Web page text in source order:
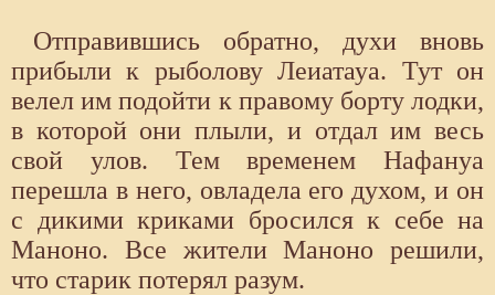
Отправившись обратно, духи вновь
прибыли к рыболову Леиатауа. Тут он
велел им подойти к правому борту лодки,
в которой они плыли, и отдал им весь
свой улов. Тем временем Нафануа
перешла в него, овладела его духом, и он
с дикими криками бросился к себе на
Маноно. Все жители Маноно решили,
что старик потерял разум.